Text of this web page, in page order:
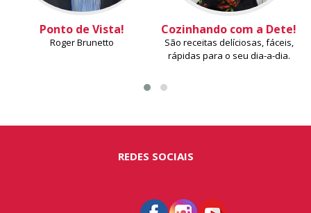
Ponto de Vista!
Roger Brunetto
Cozinhando com a Dete!
São receitas delíciosas, fáceis,
rápidas para o seu dia-a-dia.
REDES SOCIAIS